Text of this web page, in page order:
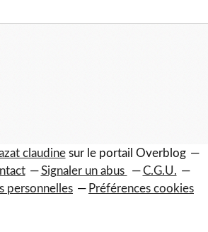
claudinesur le portail Overblog
Signaler un abus
C.G.U.
personnelles
Préférences cookies